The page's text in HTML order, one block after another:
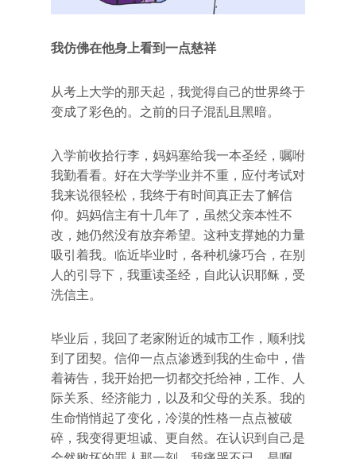
我仿佛在他身上看到一点慈祥
从考上大学的那天起，我觉得自己的世界终于
变成了彩色的。之前的日子混乱且黑暗。
入学前收拾行李，妈妈塞给我一本圣经，嘱咐
我勤看看。好在大学学业并不重，应付考试对
我来说很轻松，我终于有时间真正去了解信
仰。妈妈信主有十几年了，虽然父亲本性不
改，她仍然没有放弃希望。这种支撑她的力量
吸引着我。临近毕业时，各种机缘巧合，在别
人的引导下，我重读圣经，自此认识耶稣，受
洗信主。
毕业后，我回了老家附近的城市工作，顺利找
到了团契。信仰一点点渗透到我的生命中，借
着祷告，我开始把一切都交托给神，工作、人
际关系、经济能力，以及和父母的关系。我的
生命悄悄起了变化，冷漠的性格一点点被破
碎，我变得更坦诚、更自然。在认识到自己是